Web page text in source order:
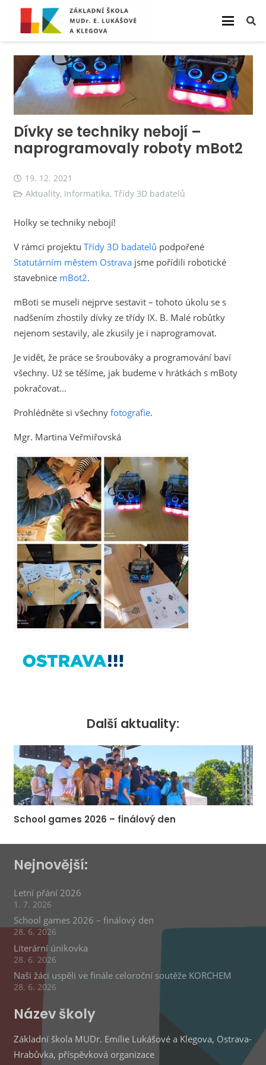
Dívky se techniky nebojí –
naprogramovaly roboty mBot2
19. 12. 2021
Aktuality, Informatika, Třídy 3D badatelů
Holky se techniky nebojí!
V rámci projektu Třídy 3D badatelů podpořené
Statutárním městem Ostravajsme pořídili robotické
stavebnice mBot2.
mBoti se museli nejprve sestavit – tohoto úkolu se s
nadšením zhostily dívky ze třídy IX. B. Malé robůtky
nejenom sestavily, ale zkusily je i naprogramovat.
Je vidět, že práce se šroubováky a programování baví
všechny. Už se těšíme, jak budeme v hrátkách s mBoty
pokračovat…
Prohlédněte si všechny fotografie.
Mgr. Martina Veřmiřovská
Další aktuality:
School games 2026 – finálový den
Nejnovější:
Letní přání 2026
1. 7. 2026
School games 2026 – finálový den
28. 6. 2026
Literární únikovka
28. 6. 2026
Naši žáci uspěli ve finále celoroční soutěže KORCHEM
28. 6. 2026
Název školy
Základní škola MUDr. Emílie Lukášové a Klegova, Ostrava-
Hrabůvka, příspěvková organizace